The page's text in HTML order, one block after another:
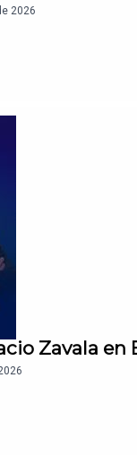
2026
Zavala en